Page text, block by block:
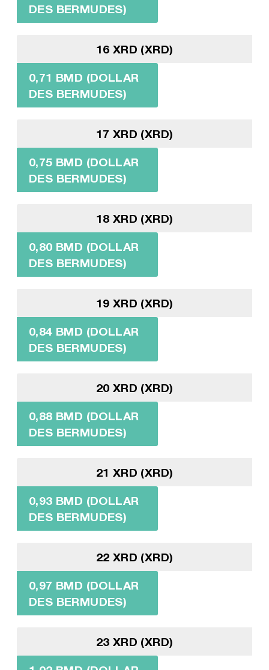
DES BERMUDES)
16 XRD (XRD)
0,71 BMD (DOLLAR
DES BERMUDES)
17 XRD (XRD)
0,75 BMD (DOLLAR
DES BERMUDES)
18 XRD (XRD)
0,80 BMD (DOLLAR
DES BERMUDES)
19 XRD (XRD)
0,84 BMD (DOLLAR
DES BERMUDES)
20 XRD (XRD)
0,88 BMD (DOLLAR
DES BERMUDES)
21 XRD (XRD)
0,93 BMD (DOLLAR
DES BERMUDES)
22 XRD (XRD)
0,97 BMD (DOLLAR
DES BERMUDES)
23 XRD (XRD)